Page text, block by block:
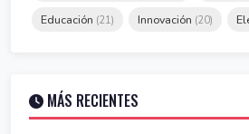
Educación (21) Innovación (20)
MÁS RECIENTES